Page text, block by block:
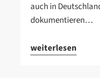
auch in
dokumentieren…
weiterlesen